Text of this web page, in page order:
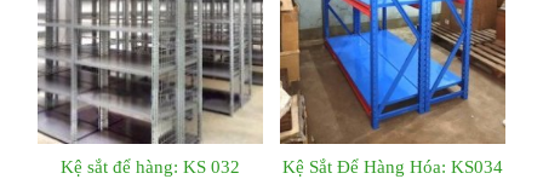
Kệ sắt để hàng: KS 032 Kệ Sắt Để Hàng Hóa: KS034